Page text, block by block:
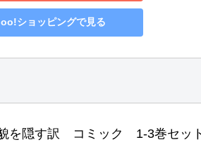
ショッピングで見る
を隠す訳　コミック　1-3巻セッ